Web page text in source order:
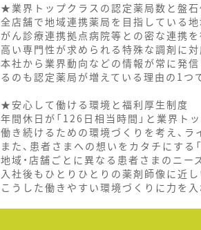
★業界トップクラスの認定薬局数と盤
全店舗で地域連携薬局を目指している地
がん診療連携拠点病院等との密な連携を
高い専門性が求められる特殊な調剤に
本社から業界動向などの情報が常に発
るのも認定薬局が増えている理由の1つ
★安心して働ける環境と福利厚生制度
年間休日が「126日相当時間」と業界ト
働き続けるための環境づくりを考え、
また、患者さまへの想いをカタチにする
地域・店舗ごとに異なる患者さまのニー
入社後もひとりひとりの薬剤師像に近
こうした働きやすい環境づくりに力を